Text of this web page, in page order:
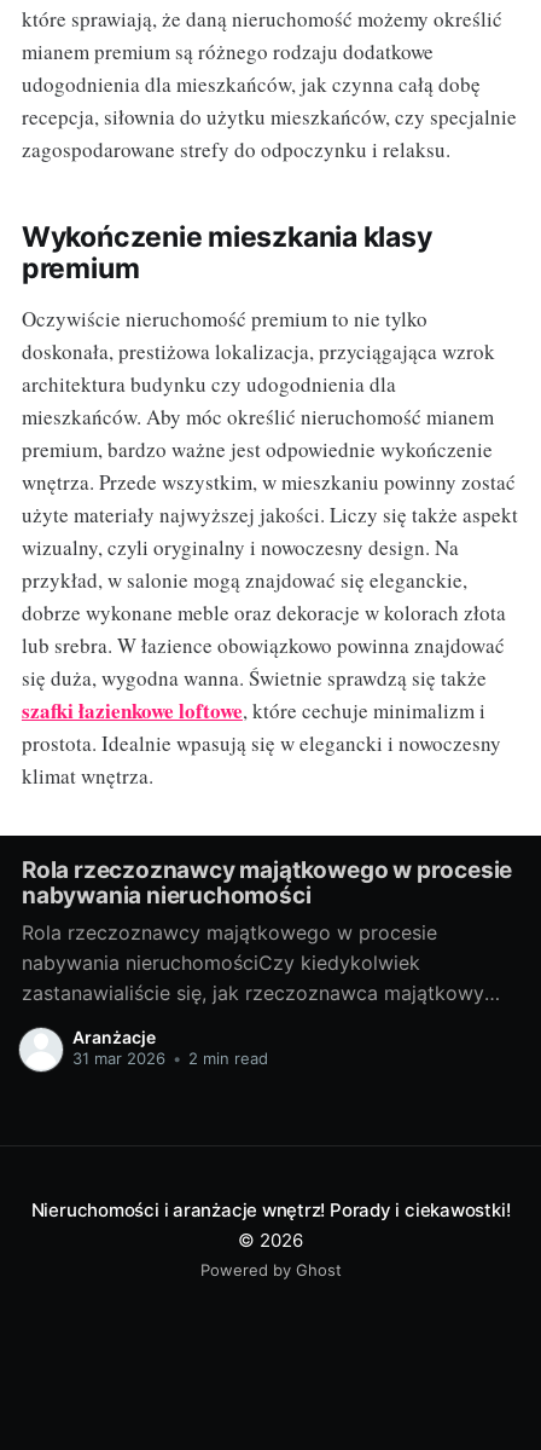
które sprawiają, że daną nieruchomość możemy określić
mianem premium są różnego rodzaju dodatkowe
udogodnienia dla mieszkańców, jak czynna całą dobę
recepcja, siłownia do użytku mieszkańców, czy specjalnie
zagospodarowane strefy do odpoczynku i relaksu.
Wykończenie mieszkania klasy
premium
Oczywiście nieruchomość premium to nie tylko
doskonała, prestiżowa lokalizacja, przyciągająca wzrok
architektura budynku czy udogodnienia dla
mieszkańców. Aby móc określić nieruchomość mianem
premium, bardzo ważne jest odpowiednie wykończenie
wnętrza. Przede wszystkim, w mieszkaniu powinny zostać
użyte materiały najwyższej jakości. Liczy się także aspekt
wizualny, czyli oryginalny i nowoczesny design. Na
przykład, w salonie mogą znajdować się eleganckie,
dobrze wykonane meble oraz dekoracje w kolorach złota
lub srebra. W łazience obowiązkowo powinna znajdować
się duża, wygodna wanna. Świetnie sprawdzą się także
szafki łazienkowe loftowe, które cechuje minimalizm i
prostota. Idealnie wpasują się w elegancki i nowoczesny
klimat wnętrza.
Rola rzeczoznawcy majątkowego w procesie
nabywania nieruchomości
Rola rzeczoznawcy majątkowego w procesie
nabywania nieruchomościCzy kiedykolwiek
zastanawialiście się, jak rzeczoznawca majątkowy
wpływa na proces nabywania nieruchomości? Czy
warto skorzystać z jego usług? W niniejszym artykule
rzeczoznawcy majątkowego1. Czym jest
Aranżacje
31 mar 2026 • 2 min read
Nieruchomości i aranżacje wnętrz! Porady i ciekawostki!
© 2026
Powered by Ghost